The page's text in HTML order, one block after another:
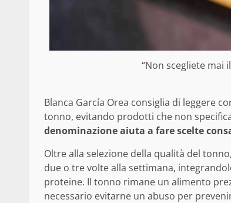
“Non scegliete mai
Blanca García Orea consiglia di leggere
tonno, evitando prodotti che non
denominazione aiuta a fare scelte
Oltre alla selezione della qualità del
due o tre volte alla settimana,
proteine. Il tonno rimane un alimento
necessario evitarne un abuso per